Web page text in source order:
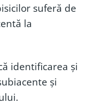
suferă de
la
identificarea și
și